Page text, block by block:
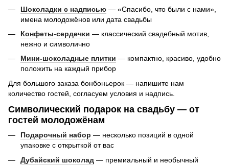
Шоколадки с надписью — «Спасибо, что были с нами»,
имена молодожёнов или дата свадьбы
Конфеты-сердечки — классический свадебный мотив,
нежно и символично
Мини-шоколадные плитки — компактно, красиво, удобно
положить на каждый прибор
Для большого заказа бонбоньерок — напишите нам
количество гостей, согласуем условия и надпись.
Символический подарок на свадьбу — от
гостей молодожёнам
Подарочный набор — несколько позиций в одной
упаковке с открыткой от вас
Дубайский шоколад — премиальный и необычный